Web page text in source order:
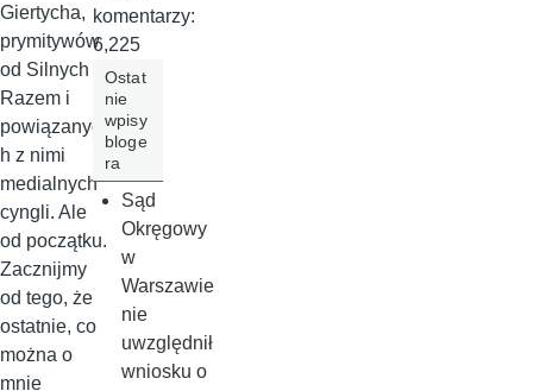
Giertycha,
prymitywów
od Silnych
Razem i
powiązanyc
h z nimi
medialnych
cyngli. Ale
od początku.
Zacznijmy
od tego, że
ostatnie, co
można o
mnie
komentarzy:
6,225
Ostat
nie
wpisy
bloge
ra
Sąd
Okręgowy
w
Warszawie
nie
uwzględnił
wniosku o